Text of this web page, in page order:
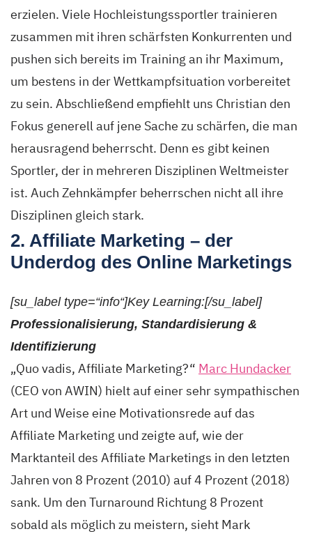
erzielen. Viele Hochleistungssportler trainieren
zusammen mit ihren schärfsten Konkurrenten und
pushen sich bereits im Training an ihr Maximum,
um bestens in der Wettkampfsituation vorbereitet
zu sein. Abschließend empfiehlt uns Christian den
Fokus generell auf jene Sache zu schärfen, die man
herausragend beherrscht. Denn es gibt keinen
Sportler, der in mehreren Disziplinen Weltmeister
ist. Auch Zehnkämpfer beherrschen nicht all ihre
Disziplinen gleich stark.
2. Affiliate Marketing – der
Underdog des Online Marketings
[su_label type=“info“]Key Learning:[/su_label]
Professionalisierung, Standardisierung &
Identifizierung
„Quo vadis, Affiliate Marketing?“ Marc Hundacker
(CEO von AWIN) hielt auf einer sehr sympathischen
Art und Weise eine Motivationsrede auf das
Affiliate Marketing und zeigte auf, wie der
Marktanteil des Affiliate Marketings in den letzten
Jahren von 8 Prozent (2010) auf 4 Prozent (2018)
sank. Um den Turnaround Richtung 8 Prozent
sobald als möglich zu meistern, sieht Mark